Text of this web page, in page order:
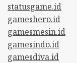
statusgame.id
gameshero.id
gamesmesin.id
gamesindo.id
gamesdiva.id